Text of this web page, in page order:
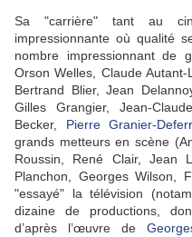
Sa "carrière" tant au
impressionnante où qualité
nombre impressionnant de
Orson Welles, Claude Autant-
Bertrand Blier, Jean
Gilles Grangier, Jean-
Becker, Pierre Granier-
grands metteurs en scène
Roussin, René Clair, Jean
Planchon, Georges Wilson,
"essayé" la télévision
dizaine de productions,
d’après l’œuvre de